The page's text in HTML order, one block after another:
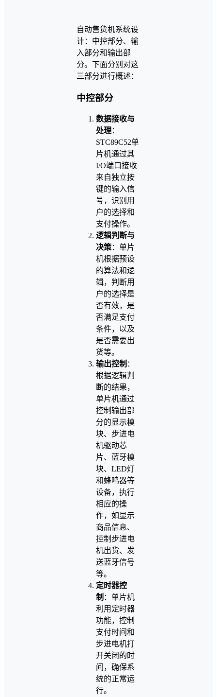
自动售货机系统设
计：中控部分、输
入部分和输出部
分。下面分别对这
三部分进行概述：
中控部分
数据接收与
处理：
STC89C52单
片机通过其
I/O端口接收
来自独立按
键的输入信
号，识别用
户的选择和
支付操作。
逻辑判断与
决策：单片
机根据预设
的算法和逻
辑，判断用
户的选择是
否有效，是
否满足支付
条件，以及
是否需要出
货等。
输出控制 ：
根据逻辑判
断的结果，
单片机通过
控制输出部
分的显示模
块、步进电
机驱动芯
片、蓝牙模
块、LED灯
和蜂鸣器等
设备，执行
相应的操
作，如显示
商品信息、
控制步进电
机出货、发
送蓝牙信号
等。
定时器控
制 ：单片机
利用定时器
功能，控制
支付时间和
步进电机打
开关闭的时
间，确保系
统的正常运
行。